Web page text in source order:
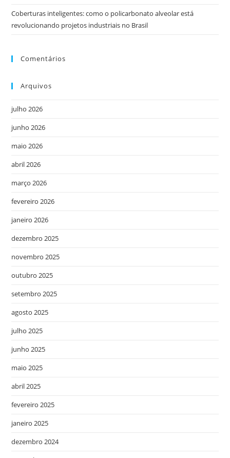
Coberturas inteligentes: como o policarbonato alveolar está
revolucionando projetos industriais no Brasil
Comentários
Arquivos
julho 2026
junho 2026
maio 2026
abril 2026
março 2026
fevereiro 2026
janeiro 2026
dezembro 2025
novembro 2025
outubro 2025
setembro 2025
agosto 2025
julho 2025
junho 2025
maio 2025
abril 2025
fevereiro 2025
janeiro 2025
dezembro 2024